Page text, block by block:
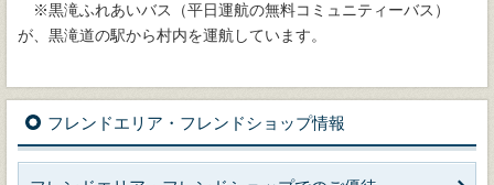
※黒滝ふれあいバス（平日運航の無料コミュニティーバス）
が、黒滝道の駅から村内を運航しています。
フレンドエリア・フレンドショップ情報